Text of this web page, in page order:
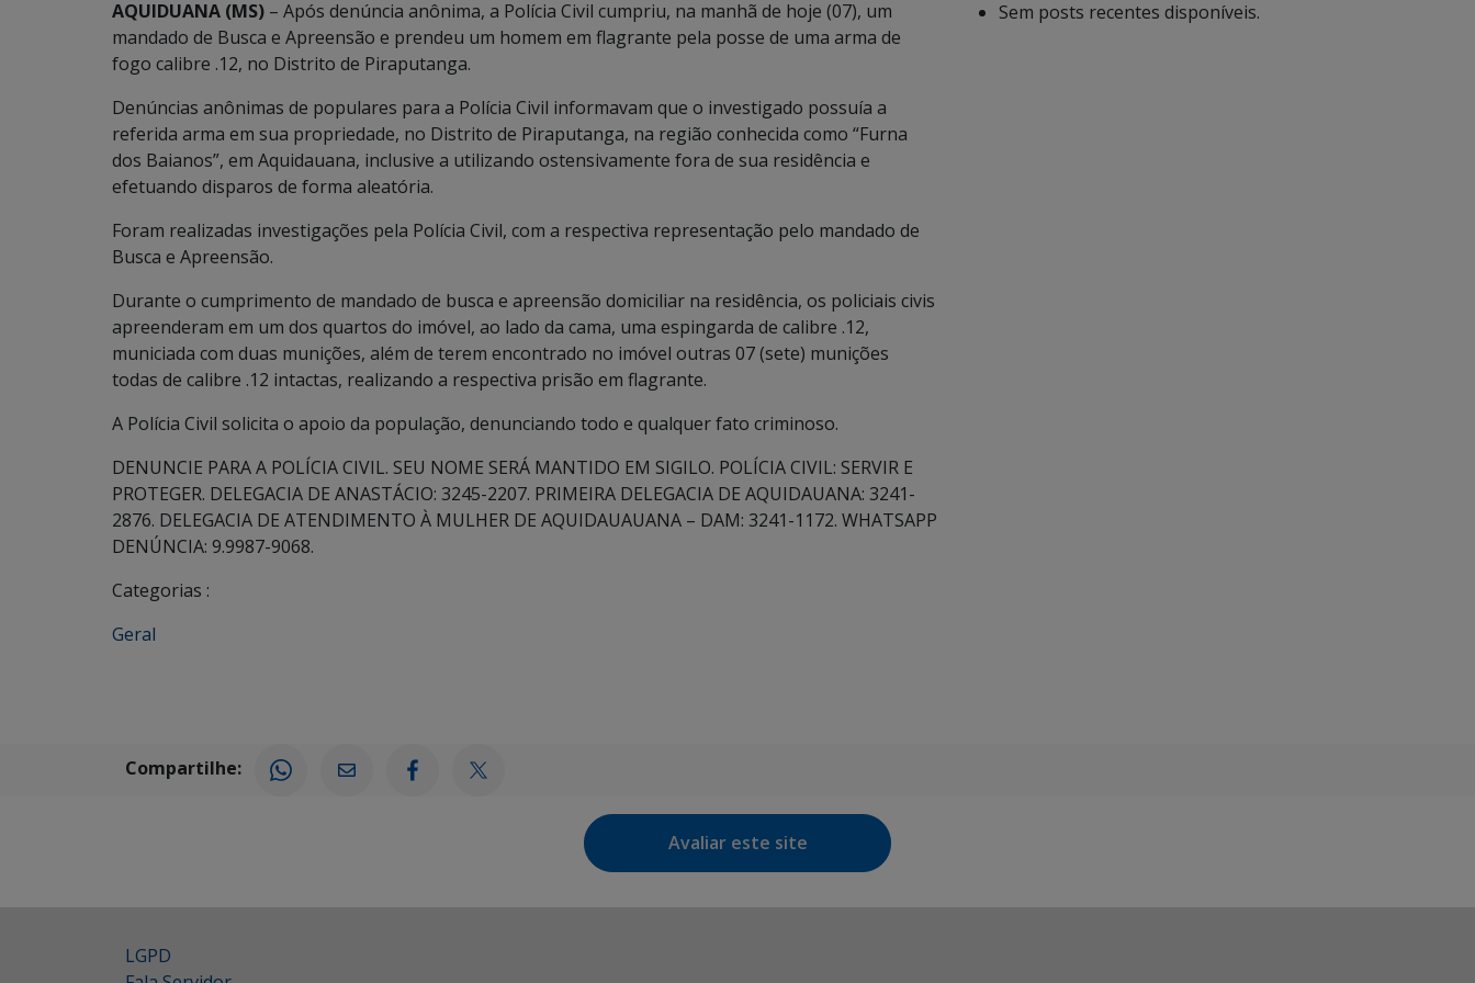
AQUIDUANA (MS) – Após denúncia anônima, a Polícia Civil cumpriu, na manhã de hoje (07), um
mandado de Busca e Apreensão e prendeu um homem em flagrante pela posse de uma arma de
fogo calibre .12, no Distrito de Piraputanga.
Denúncias anônimas de populares para a Polícia Civil informavam que o investigado possuía a
referida arma em sua propriedade, no Distrito de Piraputanga, na região conhecida como “Furna
dos Baianos”, em Aquidauana, inclusive a utilizando ostensivamente fora de sua residência e
efetuando disparos de forma aleatória.
Foram realizadas investigações pela Polícia Civil, com a respectiva representação pelo mandado de
Busca e Apreensão.
Durante o cumprimento de mandado de busca e apreensão domiciliar na residência, os policiais civis
apreenderam em um dos quartos do imóvel, ao lado da cama, uma espingarda de calibre .12,
municiada com duas munições, além de terem encontrado no imóvel outras 07 (sete) munições
todas de calibre .12 intactas, realizando a respectiva prisão em flagrante.
A Polícia Civil solicita o apoio da população, denunciando todo e qualquer fato criminoso.
DENUNCIE PARA A POLÍCIA CIVIL. SEU NOME SERÁ MANTIDO EM SIGILO. POLÍCIA CIVIL: SERVIR E
PROTEGER. DELEGACIA DE ANASTÁCIO: 3245-2207. PRIMEIRA DELEGACIA DE AQUIDAUANA: 3241-
2876. DELEGACIA DE ATENDIMENTO À MULHER DE AQUIDAUAUANA – DAM: 3241-1172. WHATSAPP
DENÚNCIA: 9.9987-9068.
Categorias :
Geral
Sem posts recentes disponíveis.
Compartilhe:
Avaliar este site
LGPD